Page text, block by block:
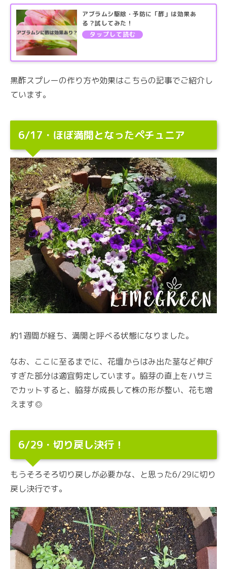
アブラムシ駆除・予防に「酢」は効果あ
る？試してみた！
黒酢スプレーの作り方や効果はこちらの記事でご紹介し
ています。
6/17・ほぼ満開となったペチュニア
約1週間が経ち、満開と呼べる状態になりました。
なお、ここに至るまでに、花壇からはみ出た茎など伸び
すぎた部分は適宜剪定しています。脇芽の直上をハサミ
でカットすると、脇芽が成長して株の形が整い、花も増
えます◎
6/29・切り戻し決行！
もうそろそろ切り戻しが必要かな、と思った6/29に切り
戻し決行です。